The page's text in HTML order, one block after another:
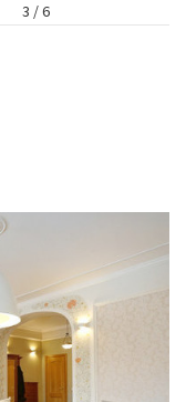
3 / 6